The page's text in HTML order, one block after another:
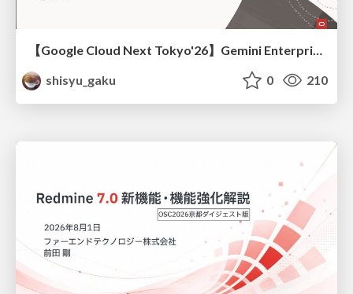
【Google Cloud Next Tokyo'26】Gemini Enterprise と Oracle AI Database で実現する、 業務データ活用を実現する AI エージェント実装
shisyu_gaku
0 210